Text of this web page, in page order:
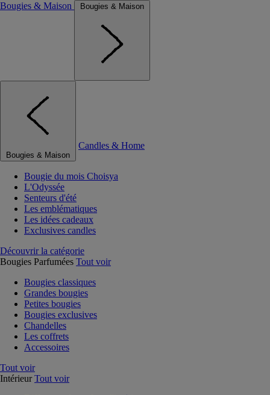
Bougies & Maison
Bougies & Maison
Bougies & Maison
Candles & Home
Bougie du mois Choisya
L'Odyssée
Senteurs d'été
Les emblématiques
Les idées cadeaux
Exclusives candles
Découvrir la catégorie
Bougies Parfumées Tout voir
Bougies classiques
Grandes bougies
Petites bougies
Bougies exclusives
Chandelles
Les coffrets
Accessoires
Tout voir
Intérieur Tout voir